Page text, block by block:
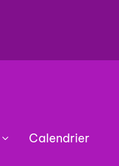
Calendrier